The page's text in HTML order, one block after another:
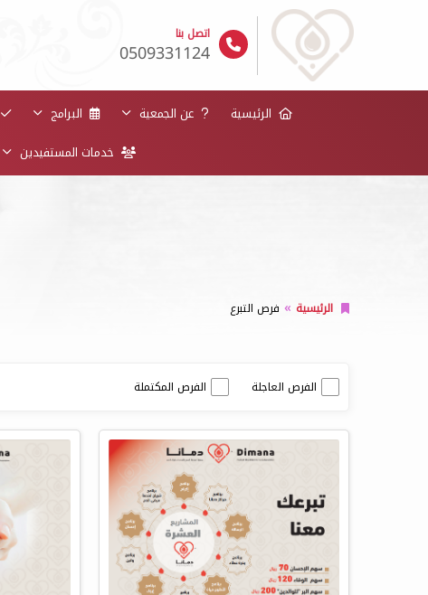
اتصل بنا
0509331124
الرئيسية عن الجمعية البرامج
خدمات المستفيدين
الرئيسية فرص التبرع
الفرص العاجلة الفرص المكتملة